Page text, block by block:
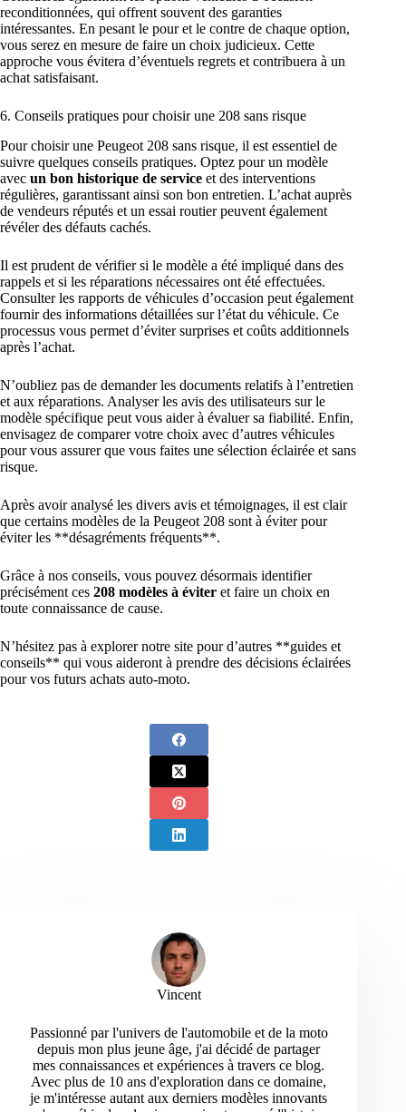
reconditionnées, qui offrent souvent des garanties
intéressantes. En pesant le pour et le contre de chaque option,
vous serez en mesure de faire un choix judicieux. Cette
approche vous évitera d’éventuels regrets et contribuera à un
achat satisfaisant.
6. Conseils pratiques pour choisir une 208 sans risque
Pour choisir une Peugeot 208 sans risque, il est essentiel de
suivre quelques conseils pratiques. Optez pour un modèle
avec un bon historique de service et des interventions
régulières, garantissant ainsi son bon entretien. L’achat auprès
de vendeurs réputés et un essai routier peuvent également
révéler des défauts cachés.
Il est prudent de vérifier si le modèle a été impliqué dans des
rappels et si les réparations nécessaires ont été effectuées.
Consulter les rapports de véhicules d’occasion peut également
fournir des informations détaillées sur l’état du véhicule. Ce
processus vous permet d’éviter surprises et coûts additionnels
après l’achat.
N’oubliez pas de demander les documents relatifs à l’entretien
et aux réparations. Analyser les avis des utilisateurs sur le
modèle spécifique peut vous aider à évaluer sa fiabilité. Enfin,
envisagez de comparer votre choix avec d’autres véhicules
pour vous assurer que vous faites une sélection éclairée et sans
risque.
Après avoir analysé les divers avis et témoignages, il est clair
que certains modèles de la Peugeot 208 sont à éviter pour
éviter les **désagréments fréquents**.
Grâce à nos conseils, vous pouvez désormais identifier
précisément ces 208 modèles à éviter et faire un choix en
toute connaissance de cause.
N’hésitez pas à explorer notre site pour d’autres **guides et
conseils** qui vous aideront à prendre des décisions éclairées
pour vos futurs achats auto-moto.
Vincent
Passionné par l'univers de l'automobile et de la moto
depuis mon plus jeune âge, j'ai décidé de partager
mes connaissances et expériences à travers ce blog.
Avec plus de 10 ans d'exploration dans ce domaine,
je m'intéresse autant aux derniers modèles innovants